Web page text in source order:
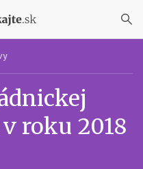
roku 2018